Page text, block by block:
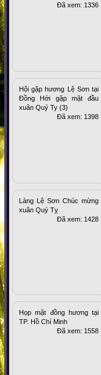
Đã xem: 1336
Hội gặp hương Lệ Sơn tại
Đồng Hới gặp mặt đầu
xuân Quý Ty (3)
Đã xem: 1398
Làng Lệ Sơn Chúc mừng
xuân Quý Tỵ
Đã xem: 1428
Họp mặt đồng hương tại
TP. Hồ Chí Minh
Đã xem: 1558